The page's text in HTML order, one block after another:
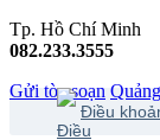
Tp. Hồ Chí Minh
082.233.3555
Gửi tòa soạn
Điều